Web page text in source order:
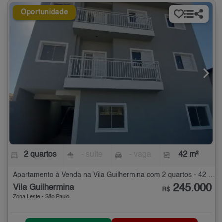
Oportunidade
2 quartos 42 m²
Apartamento à Venda na Vila Guilhermina com 2 quartos - 42 m²
Vila Guilhermina
Zona Leste - São Paulo
R$ 245.000